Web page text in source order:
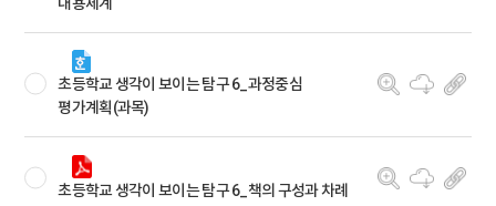
초등학교 생각이 보이는 탐구 6_과정중심
평가계획(과목)
초등학교 생각이 보이는 탐구 6_책의 구성과 차례